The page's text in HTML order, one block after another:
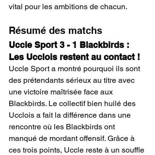
vital pour les ambitions de chacun.
Résumé des matchs
Uccle Sport 3 - 1 Blackbirds :
Les Ucclois restent au contact !
Uccle Sport a montré pourquoi ils sont
des prétendants sérieux au titre avec
une victoire maîtrisée face aux
Blackbirds. Le collectif bien huilé des
Ucclois a fait la différence dans une
rencontre où les Blackbirds ont
manqué de mordant offensif. Grâce à
ces trois points, Uccle reste à un souffle